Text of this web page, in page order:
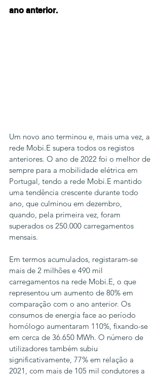
ano anterior.
Um novo ano terminou e, mais uma vez, a
rede Mobi.E supera todos os registos
anteriores. O ano de 2022 foi o melhor de
sempre para a mobilidade elétrica em
Portugal, tendo a rede Mobi.E mantido
uma tendência crescente durante todo
ano, que culminou em dezembro,
quando, pela primeira vez, foram
superados os 250.000 carregamentos
mensais.
Em termos acumulados, registaram-se
mais de 2 milhões e 490 mil
carregamentos na rede Mobi.E, o que
representou um aumento de 80% em
comparação com o ano anterior. Os
consumos de energia face ao período
homólogo aumentaram 110%, fixando-se
em cerca de 36.650 MWh. O número de
utilizadores também subiu
significativamente, 77% em relação a
2021, com mais de 105 mil condutores a